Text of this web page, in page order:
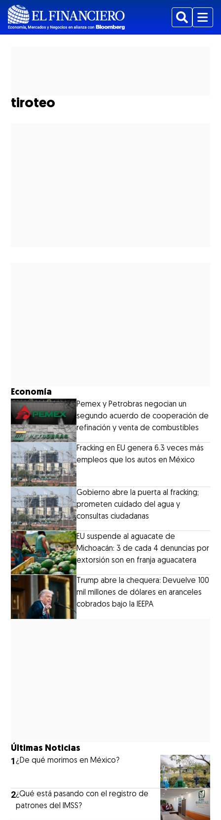
BuscarMenu
tiroteo
Economía
Pemex y Petrobras negocian un
segundo acuerdo de cooperación de
refinación y venta de combustibles
Fracking en EU genera 6.3 veces más
empleos que los autos en México
Gobierno abre la puerta al fracking;
prometen cuidado del agua y
consultas ciudadanas
EU suspende al aguacate de
Michoacán: 3 de cada 4 denuncias por
extorsión son en franja aguacatera
Trump abre la chequera: Devuelve 100
mil millones de dólares en aranceles
cobrados bajo la IEEPA
Últimas Noticias
1¿De qué morimos en México?
2¿Qué está pasando con el registro de
patrones del IMSS?